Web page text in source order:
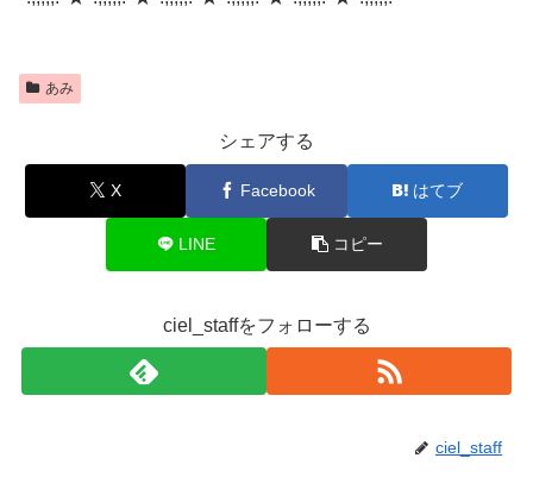
あみ
シェアする
X Facebook はてブ
LINE コピー
ciel_staffをフォローする
ciel_staff